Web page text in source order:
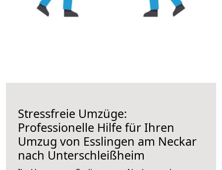
Stressfreie Umzüge:
Professionelle Hilfe für Ihren
Umzug von Esslingen am Neckar
nach Unterschleißheim